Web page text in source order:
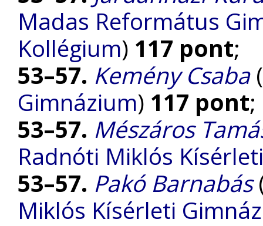
Madas Református
Kollégium) 117 pont;
53–57. Kemény Csaba(
Gimnázium) 117 pont;
53–57. Mészáros
Radnóti Miklós
53–57. Pakó Barnabás
Miklós Kísérleti